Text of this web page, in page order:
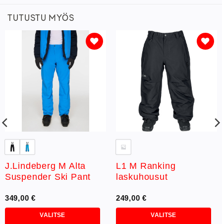
TUTUSTU MYÖS
Lisää
toivelistaan
J.Lindeberg M Alta
Suspender Ski Pant
349,00€
VALITSE
Lisää
toivelistaan
L1 M Ranking
laskuhousut
249,00€
VALITSE